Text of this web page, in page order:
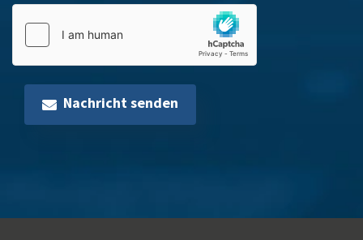
Nachricht senden